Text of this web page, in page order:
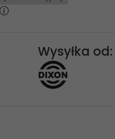
Wysyłka od: